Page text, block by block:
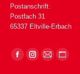
Postanschrift:
Postfach 31
65337 Eltville-Erbach
Finden Sie uns auf: